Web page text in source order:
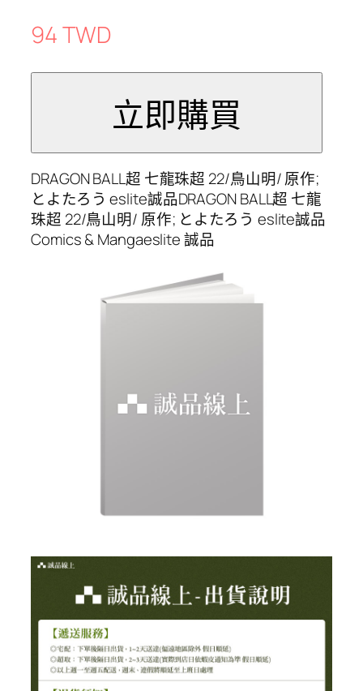
94 TWD
DRAGON BALL超 七龍珠超 22/鳥山明/ 原作;
とよたろう eslite誠品DRAGON BALL超 七龍
珠超 22/鳥山明/ 原作; とよたろう eslite誠品
Comics & Mangaeslite 誠品